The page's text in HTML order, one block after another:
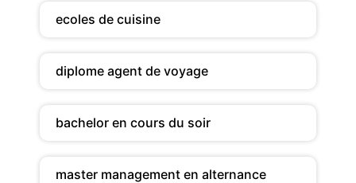
ecoles de cuisine
diplome agent de voyage
bachelor en cours du soir
master management en alternance